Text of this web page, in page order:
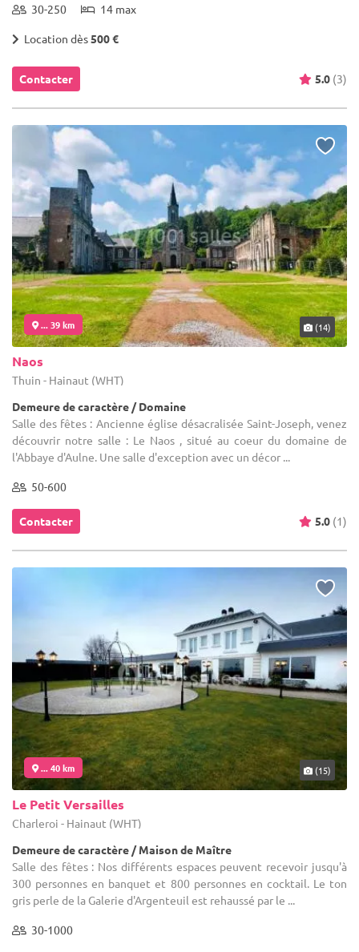
30-250 14 max
Location dès 500 €
Contacter 5.0 (3)
... 39 km (14)
Naos
Thuin - Hainaut (WHT)
Demeure de caractère / Domaine
Salle des fêtes : Ancienne église désacralisée Saint-Joseph, venez
découvrir notre salle : Le Naos , situé au coeur du domaine de
l'Abbaye d'Aulne. Une salle d'exception avec un décor ...
50-600
Contacter 5.0 (1)
... 40 km (15)
Le Petit Versailles
Charleroi - Hainaut (WHT)
Demeure de caractère / Maison de Maître
Salle des fêtes : Nos différents espaces peuvent recevoir jusqu'à
300 personnes en banquet et 800 personnes en cocktail. Le ton
gris perle de la Galerie d'Argenteuil est rehaussé par le ...
30-1000